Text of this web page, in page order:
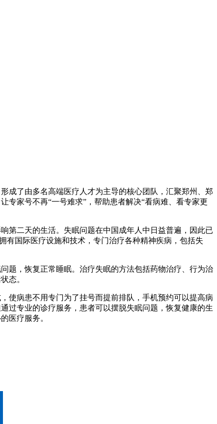
成了由多名高端医疗人才为主导的核心团队，汇聚郑州、郑
专家号不再“一号难求”，帮助患者解决“看病难、看专家更
第二天的生活。失眠问题在中国成年人中日益普遍，因此已
有国际医疗设施和技术，专门治疗各种精神疾病，包括失
题，恢复正常睡眠。治疗失眠的方法包括药物治疗、行为治
态。
使病患不用专门为了挂号而提前排队，手机预约可以提高病
过专业的诊疗服务，患者可以摆脱失眠问题，恢复健康的生
医疗服务。